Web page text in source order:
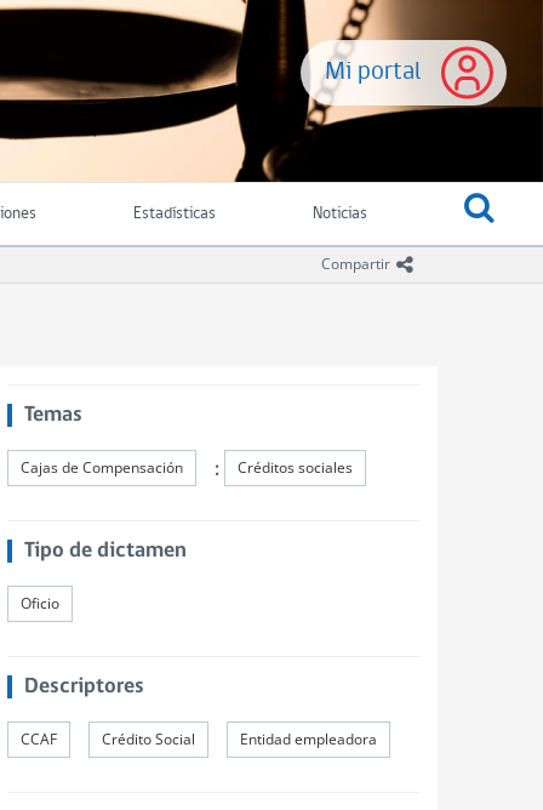
Mi portal
Estadísticas Noticias
Compartir icono compartir
Temas
Cajas de Compensación : Créditos sociales
Tipo de dictamen
Oficio
Descriptores
CCAF Crédito Social Entidad empleadora